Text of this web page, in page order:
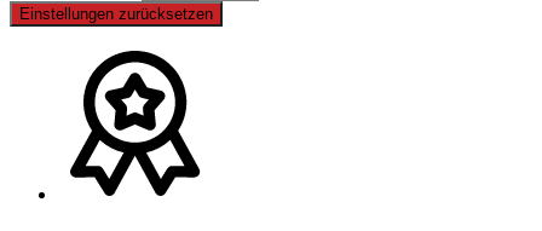
Einstellungen zurücksetzen